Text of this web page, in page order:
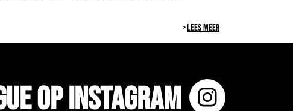
LEES MEER
op Instagram